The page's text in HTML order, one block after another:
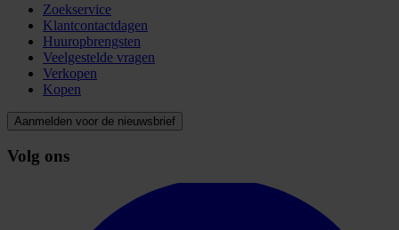
Zoekservice
Klantcontactdagen
Huuropbrengsten
Veelgestelde vragen
Verkopen
Kopen
Aanmelden voor de nieuwsbrief
Volg ons